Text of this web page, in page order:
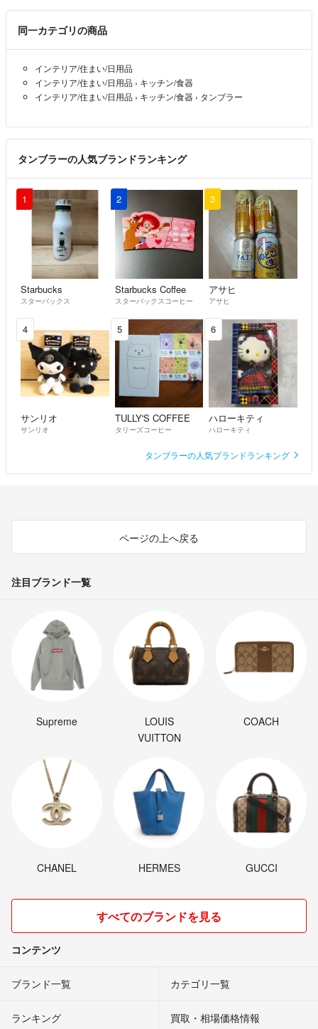
ございます🙇‍♀️ご理解下さい。
●お取引経験０の方、購入申請をされるだけで購入期限内に購入頂けな
いという非常識な方が続きましたので、お取引経験０の方の購入申請の
お取引経験０の方で、発送に際し私の発送方法にご理解頂けない方、こ
ちらがお断りしているにも関わらず、しつこくメッセージを送られる方
がおり怖い思いも経験致しましたのでお取引経験０方のお取引はお断り
(商品到着後に、片言の日本語でトラブルになりましたので、ご理解頂
けますと幸いです。)
●悪い、普通評価が合わせて３個以上ある方の購入申請は、トラブル防
止、支払い期限に支払いされない、購入者様独自のルールをお持ちでト
ラブル回避為にも購入申請されましても承認いたしません。
尚、プロフィールにもこのように記載してても購入申請、商品説明にな
い要望をコメント頂きます。
悪い、普通評価が合わせ３個以上の方でコメント頂きましても対応出来
ない場合など、場合に寄ってはコメント削除、プロフィールをお読み頂
いてないと言う事でブロック致します。
最近、買う気もないのに、遊び半分で、購入申請される方が非常に多い
ですので、こちらは如何なる場合でも評価までさせて頂きます。
ご理解頂けますと幸いです。
●相場にて金額が値上がりする場合がございます。
いかなる場合でも購入後のキャンセル、返金は致しません
同一カテゴリの商品
インテリア/住まい/日用品
インテリア/住まい/日用品 › キッチン/食器
インテリア/住まい/日用品 › キッチン/食器 › タンブラー
タンブラーの人気ブランドランキング
1
Starbucks
スターバックス
2
Starbucks Coffee
スターバックスコーヒー
3
アサヒ
アサヒ
4
サンリオ
サンリオ
5
TULLY'S COFFEE
タリーズコーヒー
6
ハローキティ
ハローキティ
タンブラーの人気ブランドランキング
ページの上へ戻る
注目ブランド一覧
Supreme
LOUIS
VUITTON
COACH
CHANEL HERMES GUCCI
すべてのブランドを見る
コンテンツ
ブランド一覧 カテゴリ一覧
ランキング 買取・相場価格情報